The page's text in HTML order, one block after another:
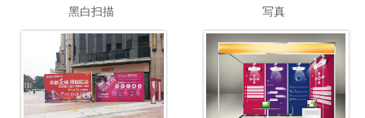
黑白扫描 写真